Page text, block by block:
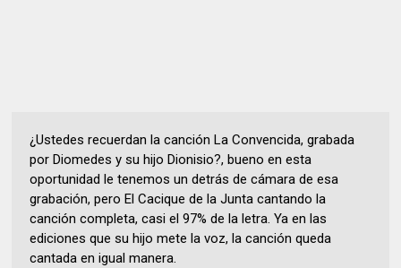
¿Ustedes recuerdan la canción La Convencida, grabada
por Diomedes y su hijo Dionisio?, bueno en esta
oportunidad le tenemos un detrás de cámara de esa
grabación, pero El Cacique de la Junta cantando la
canción completa, casi el 97% de la letra. Ya en las
ediciones que su hijo mete la voz, la canción queda
cantada en igual manera.